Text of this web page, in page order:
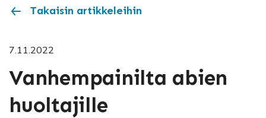
Takaisin artikkeleihin
7.11.2022
Vanhempainilta abien
huoltajille